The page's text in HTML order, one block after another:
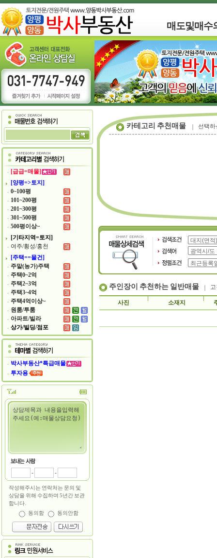
매도및매수
[급급=매물]
[양평=>토지]
0~100평
101~200평
201~300평
301~500평
500평이상~
[기타지역=토지]
여주/횡성/홍천
[주택==물건]
주말(농가)주택
주택0~2억
주택2~3억
주택3~4억
주택4억이상~
원룸/투룸
아파트/빌라
상가/빌딩/점포
박사부동산*특급매물
투자용
- -
작성해주시는 연락처는 문의 및
상담을 위해 수집하며 5년간 보관
합니다.
동의함
동의안함
카테고리 추천매물 선택하
주인장이 추천하는 일반매물
사진 소재지